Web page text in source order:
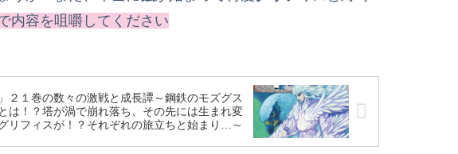
内容を咀嚼してください
２１巻の数々の激戦と成長譚～鋼鉄のモズグス
は！？塔が渦で崩れ落ち、その先には生まれ変
リフィスが！？それぞれの旅立ちと始まり…～